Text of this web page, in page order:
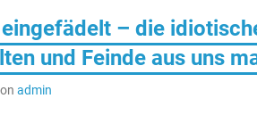
– die
und Feinde aus uns
admin